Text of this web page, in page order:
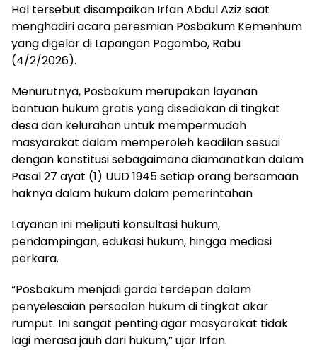
Hal tersebut disampaikan Irfan Abdul Aziz saat
menghadiri acara peresmian Posbakum Kemenhum
yang digelar di Lapangan Pogombo, Rabu
(4/2/2026).
Menurutnya, Posbakum merupakan layanan
bantuan hukum gratis yang disediakan di tingkat
desa dan kelurahan untuk mempermudah
masyarakat dalam memperoleh keadilan sesuai
dengan konstitusi sebagaimana diamanatkan dalam
Pasal 27 ayat (1) UUD 1945 setiap orang bersamaan
haknya dalam hukum dalam pemerintahan
Layanan ini meliputi konsultasi hukum,
pendampingan, edukasi hukum, hingga mediasi
perkara.
“Posbakum menjadi garda terdepan dalam
penyelesaian persoalan hukum di tingkat akar
rumput. Ini sangat penting agar masyarakat tidak
lagi merasa jauh dari hukum,” ujar Irfan.